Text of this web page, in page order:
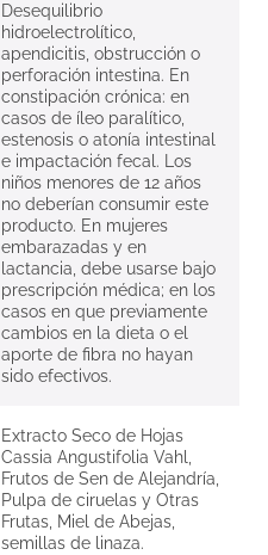
Desequilibrio
hidroelectrolítico,
apendicitis, obstrucción o
perforación intestina. En
constipación crónica: en
casos de íleo paralítico,
estenosis o atonía intestinal
e impactación fecal. Los
niños menores de 12 años
no deberían consumir este
producto. En mujeres
embarazadas y en
lactancia, debe usarse bajo
prescripción médica; en los
casos en que previamente
cambios en la dieta o el
aporte de fibra no hayan
sido efectivos.
Extracto Seco de Hojas
Cassia Angustifolia Vahl,
Frutos de Sen de Alejandría,
Pulpa de ciruelas y Otras
Frutas, Miel de Abejas,
semillas de linaza.